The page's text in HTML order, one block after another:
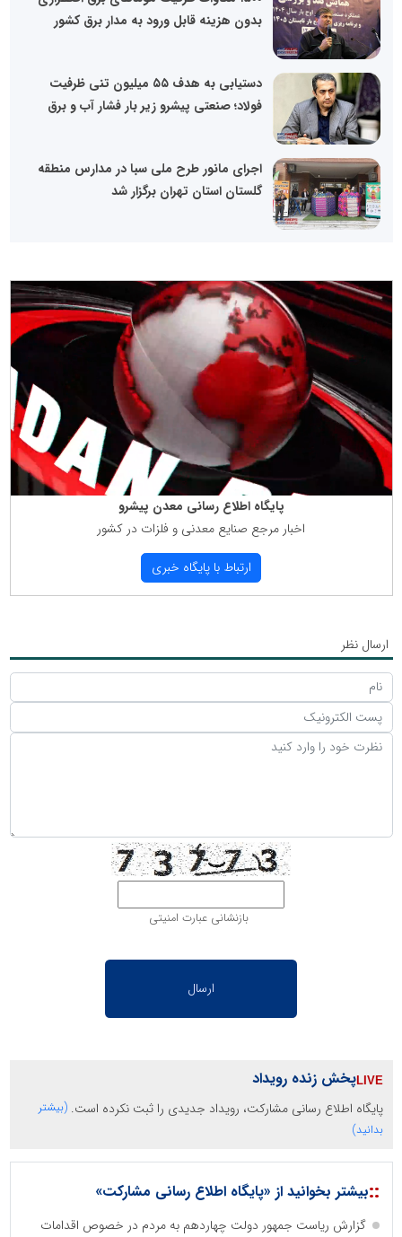
بدون هزینه قابل ورود به مدار برق کشور
دستیابی به هدف ۵۵ میلیون تنی ظرفیت
فولاد؛ صنعتی پیشرو زیر بار فشار آب و برق
اجرای مانور طرح ملی سبا در مدارس منطقه
گلستان استان تهران برگزار شد
پایگاه اطلاع رسانی معدن پیشرو
اخبار مرجع صنایع معدنی و فلزات در كشور
ارتباط با پایگاه خبری
ارسال نظر
بازنشانی عبارت امنیتی
پخش زنده رویداد
پایگاه اطلاع رسانی مشارکت، رویداد جدیدی را ثبت نکرده است. (بیشتر
بدانید)
::بیشتر بخوانید از «پایگاه اطلاع رسانی مشارکت»
گزارش ریاست جمهور دولت چهاردهم به مردم در خصوص اقدامات